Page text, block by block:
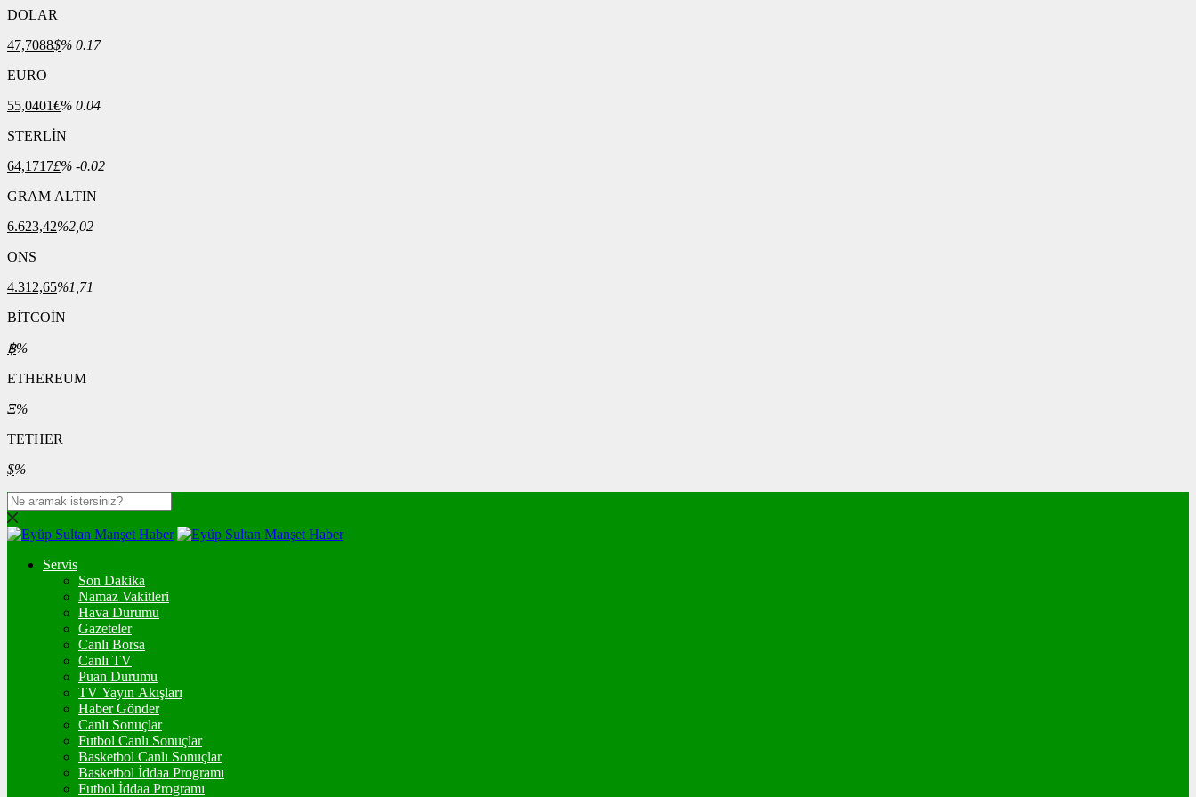
DOLAR
47,7088$% 0.17
EURO
55,0401€% 0.04
STERLİN
64,1717£% -0.02
GRAM ALTIN
6.623,42%2,02
ONS
4.312,65%1,71
BİTCOİN
฿%
ETHEREUM
Ξ%
TETHER
$%
Servis
Son Dakika
Namaz Vakitleri
Hava Durumu
Gazeteler
Canlı Borsa
Canlı TV
Puan Durumu
TV Yayın Akışları
Haber Gönder
Canlı Sonuçlar
Futbol Canlı Sonuçlar
Basketbol Canlı Sonuçlar
Basketbol İddaa Programı
Futbol İddaa Programı